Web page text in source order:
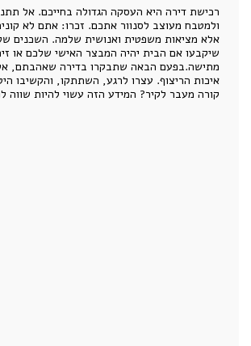
רכישת דירה היא העסקה הגדולה בחייכם. אל
ולמטבח מעוצב לסנוור אתכם. זכרו: אתם לא
אלא מציאות משפטית ואנושית שלמה. השכנים
שיקבעו אם הבית יהיה המבצר האישי שלכם או
מתישה.בפעם הבאה שתבקרו בדירה שאהבתם,
איכות הריצוף. עצרו לרגע, השתתקו, והקשיבו
קורה מעבר לקיר? המידע הזה עשוי להיות שווה